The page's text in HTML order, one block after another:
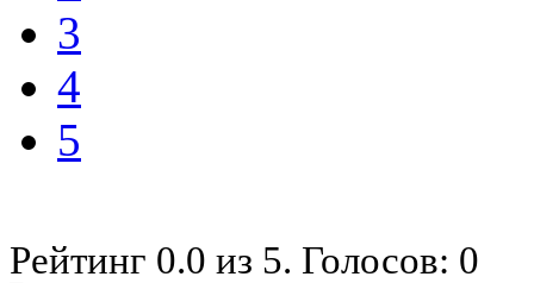
3
4
5
Рейтинг 0.0 из 5. Голосов: 0